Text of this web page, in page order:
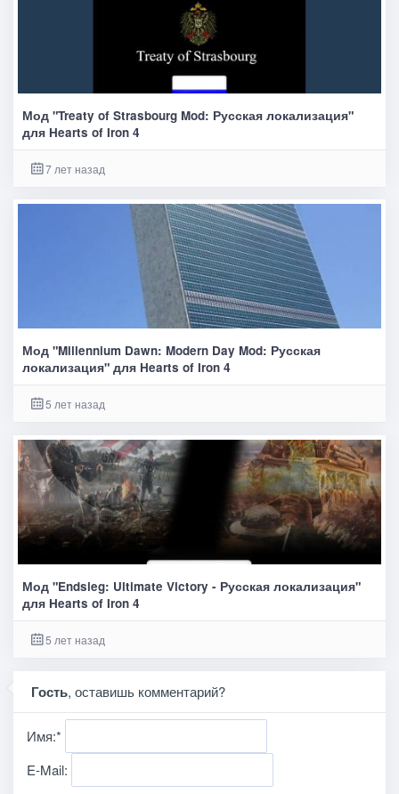
Мод "Treaty of Strasbourg Mod: Русская локализация"
для Hearts of Iron 4
7 лет назад
Мод "Millennium Dawn: Modern Day Mod: Русская
локализация" для Hearts of Iron 4
5 лет назад
Мод "Endsieg: Ultimate Victory - Русская локализация"
для Hearts of Iron 4
5 лет назад
Гость, оставишь комментарий?
Имя:*
E-Mail: